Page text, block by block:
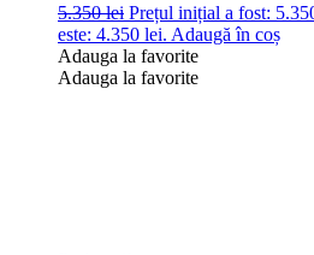
5.350lei Prețul inițial a fost:
este: 4.350 lei. Adaugă în coș
Adauga la favorite
Adauga la favorite